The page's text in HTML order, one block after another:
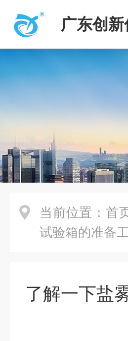
广东创
当前位置： 首
试验箱的准备
了解一下盐